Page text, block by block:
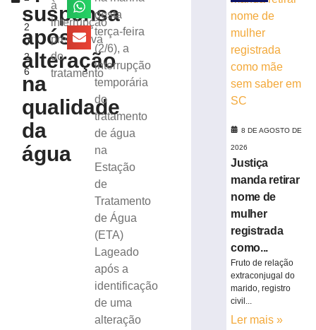
,
2
0
2
6
suspensa
após
alteração
na
qualidade
da
água
à
interrupção
preventiva
do
tratamento
desta
terça-feira
(2/6), a
interrupção
temporária
do
tratamento
de água
na
Estação
de
Tratamento
de Água
(ETA)
Lageado
após a
identificação
de uma
alteração
eleições
agosto
mais
TRE-
realiza
distribuição
18.860
urnas
eletrônicas
8 DE AGOSTO DE
2026
Justiça
manda retirar
nome de
mulher
registrada
como...
Fruto de relação
extraconjugal do
marido, registro
civil...
Ler mais »